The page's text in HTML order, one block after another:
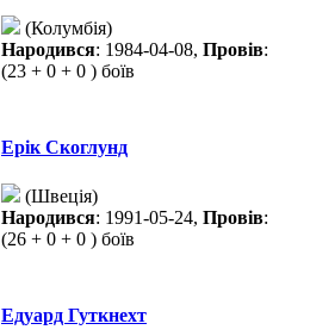
(Колумбія)
Народився: 1984-04-08, Провів:
(23 + 0 + 0 ) боїв
Ерік Скоглунд
(Швеція)
Народився: 1991-05-24, Провів:
(26 + 0 + 0 ) боїв
Едуард Гуткнехт